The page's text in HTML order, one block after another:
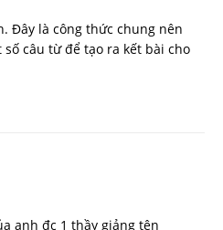
Đây là công thức chung nên
câu từ để tạo ra kết bài cho
anh đc 1 thầy giảng tên